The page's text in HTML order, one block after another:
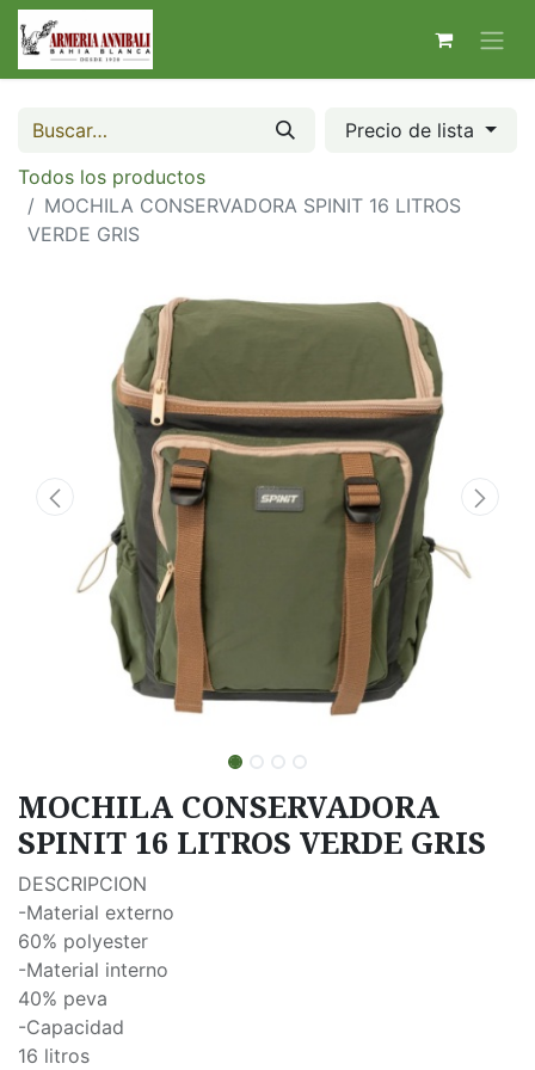
Precio de lista
Todos los productos
MOCHILA CONSERVADORA SPINIT 16 LITROS
VERDE GRIS
MOCHILA CONSERVADORA
SPINIT 16 LITROS VERDE GRIS
DESCRIPCION
-Material externo
60% polyester
-Material interno
40% peva
-Capacidad
16 litros